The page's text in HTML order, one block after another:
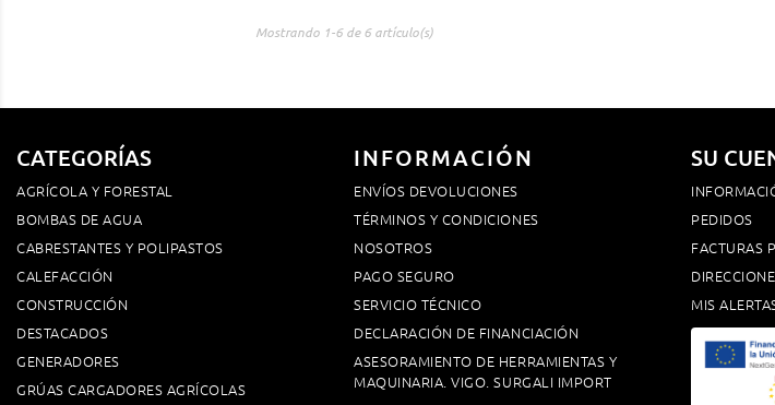
Mostrando 1-6 de 6 artículo(s)
CATEGORÍAS
AGRÍCOLA Y FORESTAL
BOMBAS DE AGUA
CABRESTANTES Y POLIPASTOS
CALEFACCIÓN
CONSTRUCCIÓN
DESTACADOS
GENERADORES
GRÚAS CARGADORES AGRÍCOLAS
INFORMACIÓN
ENVÍOS DEVOLUCIONES
TÉRMINOS Y CONDICIONES
NOSOTROS
PAGO SEGURO
SERVICIO TÉCNICO
DECLARACIÓN DE FINANCIACIÓN
ASESORAMIENTO DE HERRAMIENTAS Y
MAQUINARIA. VIGO. SURGALI IMPORT
SU
PEDIDOS
FACTURAS
MIS